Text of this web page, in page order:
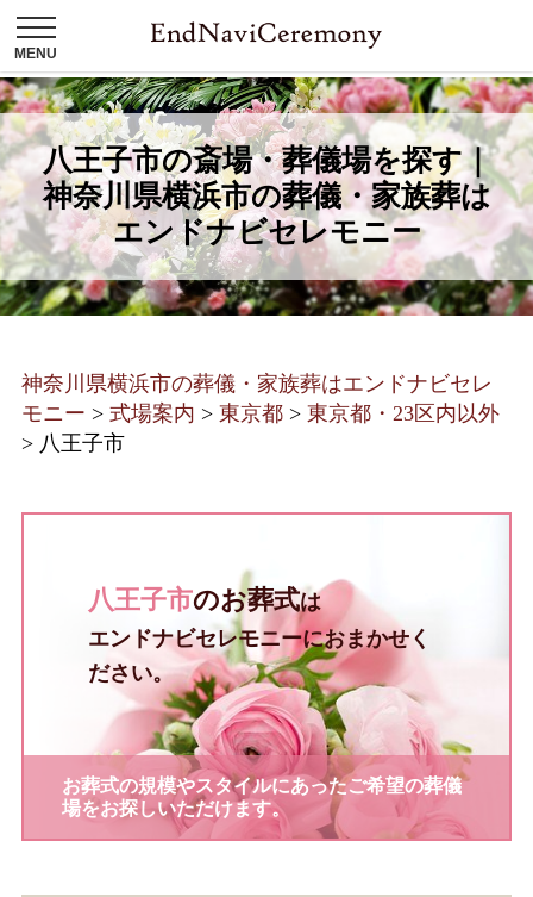
八王子市の斎場・葬儀場を探す｜
神奈川県横浜市の葬儀・家族葬は
エンドナビセレモニー
神奈川県横浜市の葬儀・家族葬はエンドナビセレ
モニー > 式場案内 > 東京都 > 東京都・23区内以外
> 八王子市
八王子市のお葬式は
エンドナビセレモニーにおまかせく
ださい。
お葬式の規模やスタイルにあったご希望の葬儀
場をお探しいただけます。